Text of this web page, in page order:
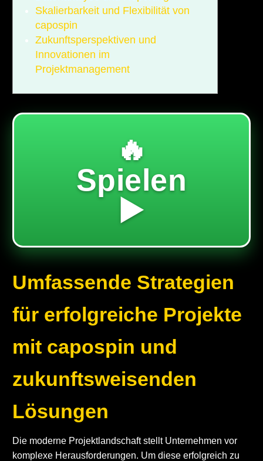
Skalierbarkeit und Flexibilität von
capospin
Zukunftsperspektiven und
Innovationen im
Projektmanagement
🔥
Spielen
▶️
Umfassende Strategien
für erfolgreiche Projekte
mit capospin und
zukunftsweisenden
Lösungen
Die moderne Projektlandschaft stellt Unternehmen vor
komplexe Herausforderungen. Um diese erfolgreich zu